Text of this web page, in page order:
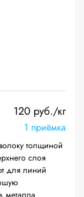
120 руб./кг
1 приёмка
толщиной
слоя
для линий
металла